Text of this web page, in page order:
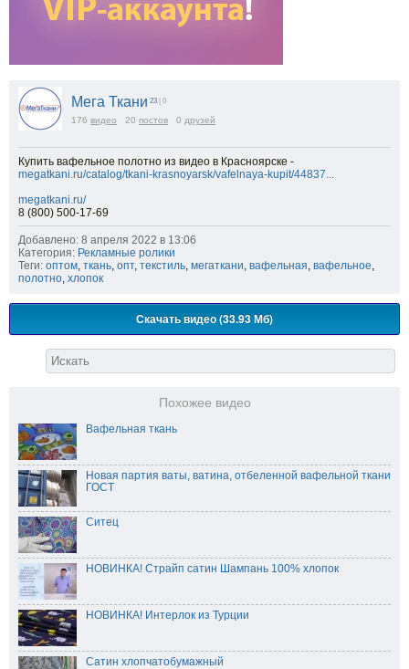
Мега Ткани 23 | 0
176 видео 20 постов 0 друзей
Купить вафельное полотно из видео в Красноярске -
megatkani.ru/catalog/tkani-krasnoyarsk/vafelnaya-kupit/44837...
megatkani.ru/
8 (800) 500-17-69
Добавлено: 8 апреля 2022 в 13:06
Категория: Рекламные ролики
Теги: оптом ткань опт, текстиль мегаткани вафельная вафельное
полотно хлопок
Скачать видео (33.93 Мб)
Похожее видео
Вафельная ткань
Новая партия ваты, ватина, отбеленной вафельной ткани
ГОСТ
Ситец
НОВИНКА! Страйп сатин Шампань 100% хлопок
НОВИНКА! Интерлок из Турции
Сатин хлопчатобумажный